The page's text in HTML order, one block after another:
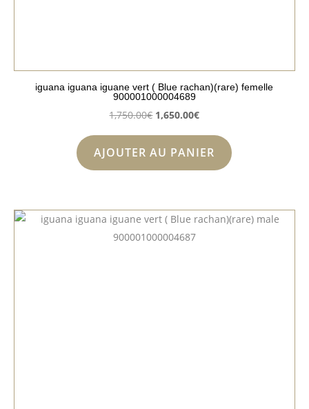
iguana iguana iguane vert ( Blue rachan)(rare) femelle
900001000004689
1,750.00€ Le
prix
initial
était :
1,650.00€Le
prix
actuel
est :
AJOUTER AU PANIER